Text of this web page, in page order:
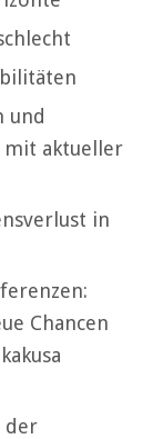
und
mit aktueller
in
Chancen
der